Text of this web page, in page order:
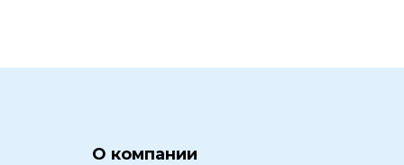
О компании